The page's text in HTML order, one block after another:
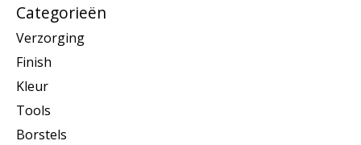
Categorieën
Verzorging
Finish
Kleur
Tools
Borstels